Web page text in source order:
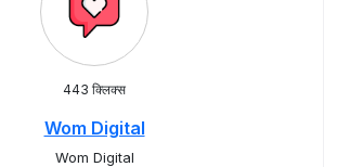
443 क्लिक्स
Wom Digital
Wom Digital